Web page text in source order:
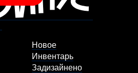
Новое
Инвентарь
Задизайнено